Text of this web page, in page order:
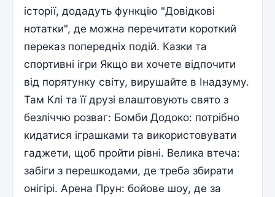
історії, додадуть функцію "Довідкові
нотатки", де можна перечитати короткий
переказ попередніх подій. Казки та
спортивні ігри Якщо ви хочете відпочити
від порятунку світу, вирушайте в Інадзуму.
Там Клі та її друзі влаштовують свято з
безліччю розваг: Бомби Додоко: потрібно
кидатися іграшками та використовувати
гаджети, щоб пройти рівні. Велика втеча:
забіги з перешкодами, де треба збирати
онігірі. Арена Прун: бойове шоу, де за